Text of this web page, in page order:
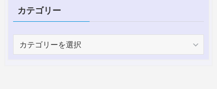
カテゴリー